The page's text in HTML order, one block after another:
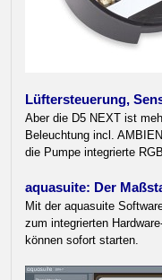
Lüftersteuerung,
Aber die D5 NEXT ist
Beleuchtung incl.
die Pumpe integrierte
aquasuite: Der
Mit der aquasuite
zum integrierten
können sofort starten.